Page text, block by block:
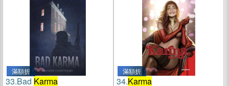
滿額折
33.Bad Karma
滿額折
34.Karma